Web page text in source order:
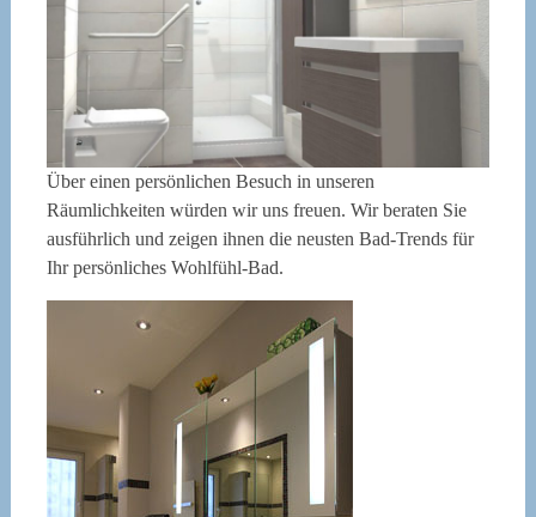
Über einen persönlichen Besuch in unseren
Räumlichkeiten würden wir uns freuen. Wir beraten Sie
ausführlich und zeigen ihnen die neusten Bad-Trends für
Ihr persönliches Wohlfühl-Bad.